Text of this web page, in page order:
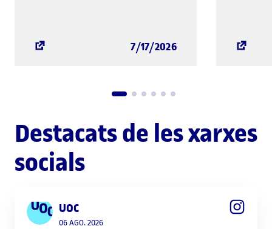
7/17/2026
Destacats de les xarxes
socials
UOC
06 AGO. 2026